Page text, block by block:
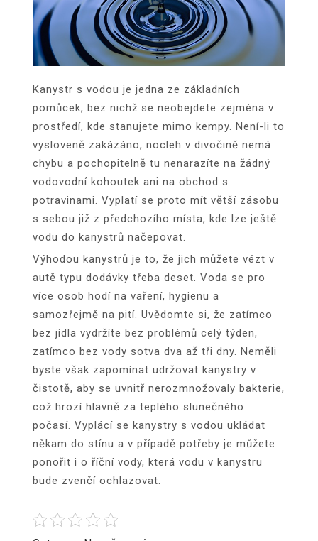
Kanystr s vodou je jedna ze základních
pomůcek, bez nichž se neobejdete zejména v
prostředí, kde stanujete mimo kempy. Není-li to
vysloveně zakázáno, nocleh v divočině nemá
chybu a pochopitelně tu nenarazíte na žádný
vodovodní kohoutek ani na obchod s
potravinami. Vyplatí se proto mít větší zásobu
s sebou již z předchozího místa, kde lze ještě
vodu do kanystrů načepovat.
Výhodou kanystrů je to, že jich můžete vézt v
autě typu dodávky třeba deset. Voda se pro
více osob hodí na vaření, hygienu a
samozřejmě na pití. Uvědomte si, že zatímco
bez jídla vydržíte bez problémů celý týden,
zatímco bez vody sotva dva až tři dny. Neměli
byste však zapomínat udržovat kanystry v
čistotě, aby se uvnitř nerozmnožovaly bakterie,
což hrozí hlavně za teplého slunečného
počasí. Vyplácí se kanystry s vodou ukládat
někam do stínu a v případě potřeby je můžete
ponořit i o říční vody, která vodu v kanystru
bude zvenčí ochlazovat.